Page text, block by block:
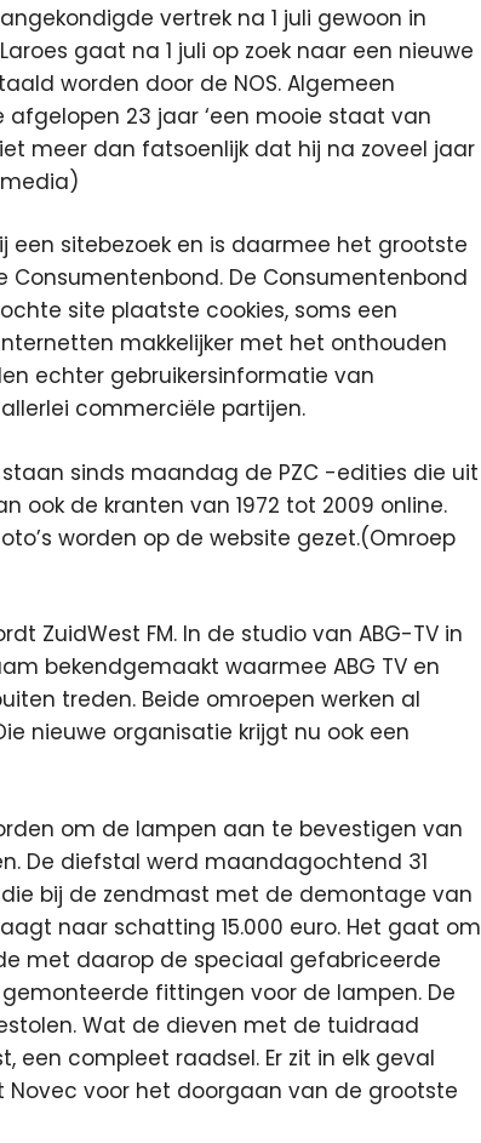
vertrek na 1 juli gewoon in
gaat na 1 juli op zoek naar een nieuwe
worden door de NOS. Algemeen
23 jaar ‘een mooie staat van
meer dan fatsoenlijk dat hij na zoveel jaar
een sitebezoek en is daarmee het grootste
Consumentenbond. De Consumentenbond
site plaatste cookies, soms een
makkelijker met het onthouden
echter gebruikersinformatie van
commerciële partijen.
sinds maandag de PZC -edities die uit
ook de kranten van 1972 tot 2009 online.
worden op de website gezet.(Omroep
ZuidWest FM. In de studio van ABG-TV in
bekendgemaakt waarmee ABG TV en
treden. Beide omroepen werken al
nieuwe organisatie krijgt nu ook een
om de lampen aan te bevestigen van
De diefstal werd maandagochtend 31
bij de zendmast met de demontage van
naar schatting 15.000 euro. Het gaat om
met daarop de speciaal gefabriceerde
fittingen voor de lampen. De
Wat de dieven met de tuidraad
een compleet raadsel. Er zit in elk geval
Novec voor het doorgaan van de grootste